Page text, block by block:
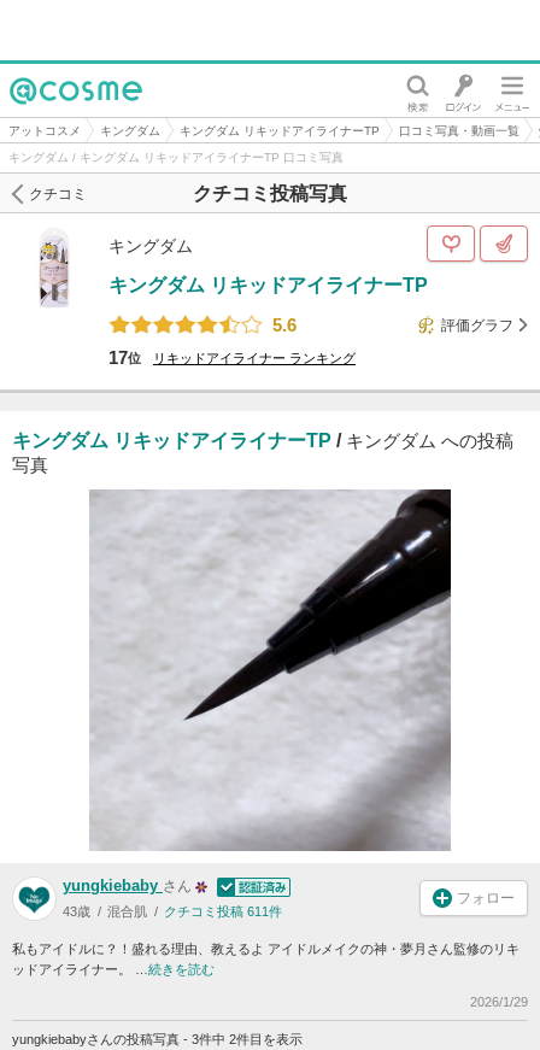
@cosme
アットコスメ キングダム キングダム リキッドアイライナーTP 口コミ写真・動画一覧
キングダム / キングダム リキッドアイライナーTP 口コミ写真
クチコミ投稿写真
クチコミ
キングダム
キングダム リキッドアイライナーTP
5.6
評価グラフ
17位 リキッドアイライナー ランキング
キングダム リキッドアイライナーTP / キングダム への投稿
写真
yungkiebaby さん
43歳 混合肌 クチコミ投稿 611件
フォロー
私もアイドルに？！盛れる理由、教えるよ アイドルメイクの神・夢月さん監修のリキ
ッドアイライナー。 … 続きを読む
2026/1/29
yungkiebabyさんの投稿写真 - 3件中 2件目を表示